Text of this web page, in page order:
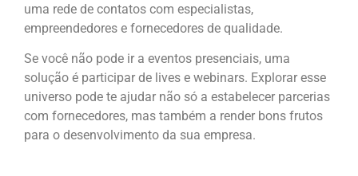
uma rede de contatos com especialistas,
empreendedores e fornecedores de qualidade.
Se você não pode ir a eventos presenciais, uma
solução é participar de lives e webinars. Explorar esse
universo pode te ajudar não só a estabelecer parcerias
com fornecedores, mas também a render bons frutos
para o desenvolvimento da sua empresa.